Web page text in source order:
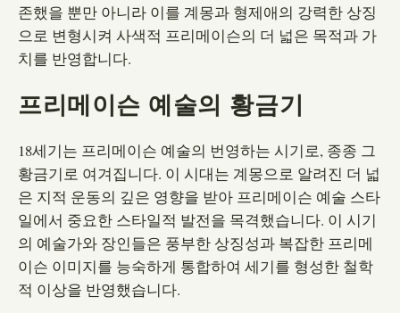
존했을 뿐만 아니라 이를 계몽과 형제애의 강력한 상징
으로 변형시켜 사색적 프리메이슨의 더 넓은 목적과 가
치를 반영합니다.
프리메이슨 예술의 황금기
18세기는 프리메이슨 예술의 번영하는 시기로, 종종 그
황금기로 여겨집니다. 이 시대는 계몽으로 알려진 더 넓
은 지적 운동의 깊은 영향을 받아 프리메이슨 예술 스타
일에서 중요한 스타일적 발전을 목격했습니다. 이 시기
의 예술가와 장인들은 풍부한 상징성과 복잡한 프리메
이슨 이미지를 능숙하게 통합하여 세기를 형성한 철학
적 이상을 반영했습니다.